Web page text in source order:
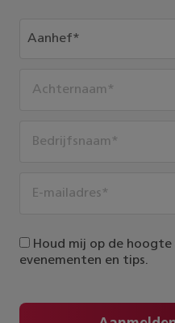
Houd mij op de hoogte
evenementen en tips.